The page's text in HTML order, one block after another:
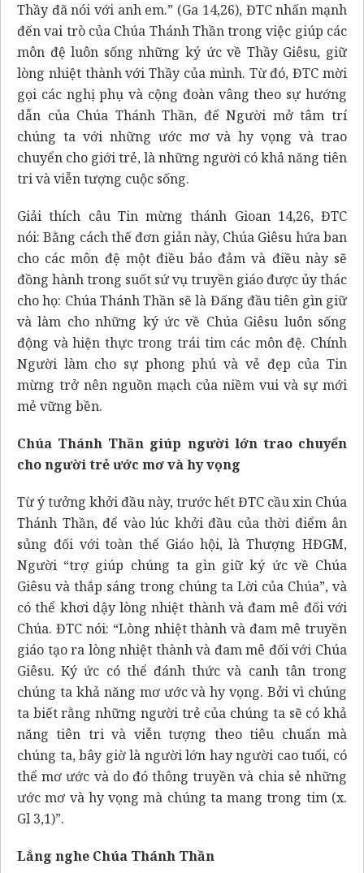
Thầy đã nói với anh em.” (Ga 14,26), ĐTC nhấn mạnh
đến vai trò của Chúa Thánh Thần trong việc giúp các
môn đệ luôn sống những ký ức về Thầy Giêsu, giữ
lòng nhiệt thành với Thầy của mình. Từ đó, ĐTC mời
gọi các nghị phụ và cộng đoàn vâng theo sự hướng
dẫn của Chúa Thánh Thần, để Người mở tâm trí
chúng ta với những ước mơ và hy vọng và trao
chuyển cho giới trẻ, là những người có khả năng tiên
tri và viễn tượng cuộc sống.
Giải thích câu Tin mừng thánh Gioan 14,26, ĐTC
nói: Bằng cách thế đơn giản này, Chúa Giêsu hứa ban
cho các môn đệ một điều bảo đảm và điều này sẽ
đồng hành trong suốt sứ vụ truyền giáo được ủy thác
cho họ: Chúa Thánh Thần sẽ là Đấng đầu tiên gìn giữ
và làm cho những ký ức về Chúa Giêsu luôn sống
động và hiện thực trong trái tim các môn đệ. Chính
Người làm cho sự phong phú và vẻ đẹp của Tin
mừng trở nên nguồn mạch của niềm vui và sự mới
mẻ vững bền.
Chúa Thánh Thần giúp người lớn trao chuyển
cho người trẻ ước mơ và hy vọng
Từ ý tưởng khởi đầu này, trước hết ĐTC cầu xin Chúa
Thánh Thần, để vào lúc khởi đầu của thời điểm ân
sủng đối với toàn thể Giáo hội, là Thượng HĐGM,
Người “trợ giúp chúng ta gìn giữ ký ức về Chúa
Giêsu và thắp sáng trong chúng ta Lời của Chúa”, và
có thể khơi dậy lòng nhiệt thành và đam mê đối với
Chúa. ĐTC nói: “Lòng nhiệt thành và đam mê truyền
giáo tạo ra lòng nhiệt thành và đam mê đối với Chúa
Giêsu. Ký ức có thể đánh thức và canh tân trong
chúng ta khả năng mơ ước và hy vọng. Bởi vì chúng
ta biết rằng những người trẻ của chúng ta sẽ có khả
năng tiên tri và viễn tượng theo tiêu chuẩn mà
chúng ta, bây giờ là người lớn hay người cao tuổi, có
thể mơ ước và do đó thông truyền và chia sẻ những
ước mơ và hy vọng mà chúng ta mang trong tim (x.
Gl 3,1)”.
Lắng nghe Chúa Thánh Thần